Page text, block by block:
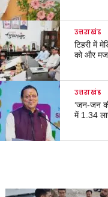
उत्तराखंड
टिहरी में
को और
उत्तराखंड
‘जन-जन
में 1.34